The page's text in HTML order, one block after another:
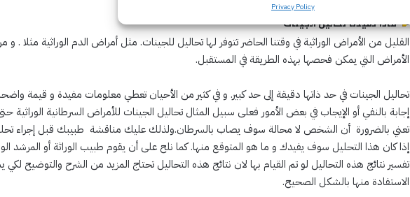
Privacy Policy
ماذا تفيدنا تحاليل الجينات
القليل من الأمراض الوراثية في وقتنا الحاضر تتوفر لها تحاليل للجينات. مثل أمراض الدم الوراثية مثلا .
الأمراض التي يمكن فحصها بهذه الطريقة في المستقبل.
تحاليل الجينات في حد ذاتها دقيقة إلى حد كبير. و في كثير من الأحيان تعطي معلومات مفيدة و قيمة
إجابة بالنفي أو الإيجاب في بعض الأمور فعلى سبيل المثال تحاليل الجينات للأمراض السرطانية الوراثية
تعني بالضرورة أن الشخص لا محالة سوف يصاب بالسرطان.ولذلك عليك مناقشة طبيبك قبل إجراء
إذا كان هذا التحليل سوف يفيدك و ما هو المتوقع منها. كما نلح على أن يقوم طبيب الوراثة أو المرشد
تفسير نتائج هذه التحاليل لو تم القيام بها لان نتائج هذه التحاليل تحتاج المزيد من الشرح والتوضيح
الاستفادة منها بالشكل الصحيح.